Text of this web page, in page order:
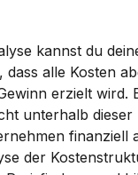
kannst du
alle Kosten
erzielt wird.
unterhalb
finanziell
der